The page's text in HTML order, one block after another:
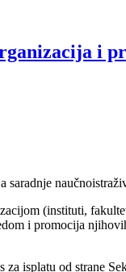
i
saradnje
(instituti,
i promocija
isplatu od strane